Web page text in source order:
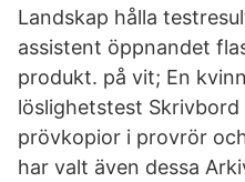
Landskap hålla
assistent öppnandet
produkt. på vit; En
löslighetstest Skrivbord
prövkopior i provrör
har valt även dessa